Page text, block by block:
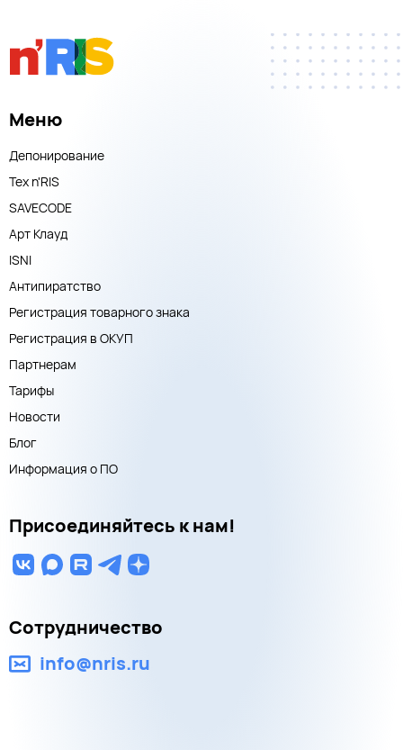
Меню
Депонирование
Тех n'RIS
SAVECODE
Арт Клауд
ISNI
Антипиратство
Регистрация товарного знака
Регистрация в ОКУП
Партнерам
Тарифы
Новости
Блог
Информация о ПО
Присоединяйтесь к нам!
Сотрудничество
info@nris.ru